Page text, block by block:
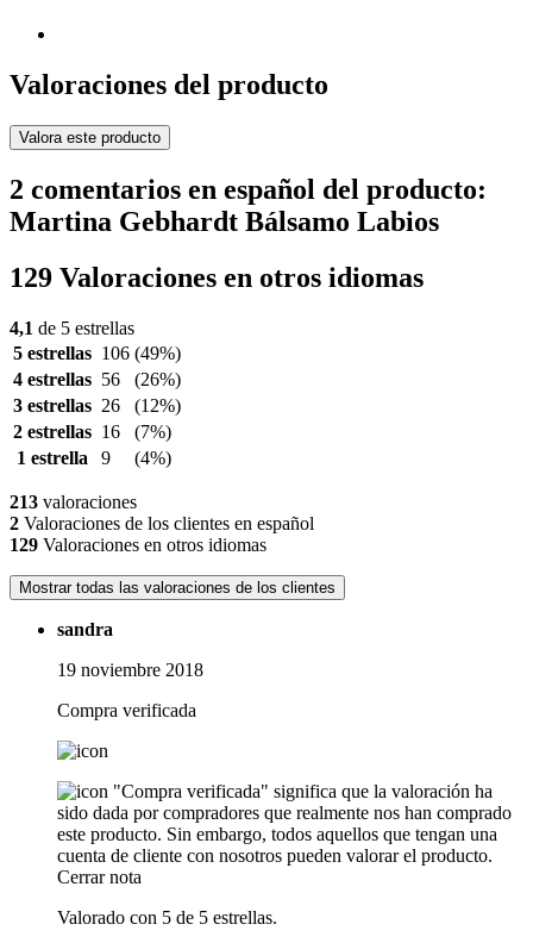
Valoraciones del producto
Valora este producto
2 comentarios en español del producto:
Martina Gebhardt Bálsamo Labios
129 Valoraciones en otros idiomas
4,1 de 5 estrellas
5 estrellas 106 (49%)
4 estrellas 56
(26%)
3 estrellas 26
(12%)
2 estrellas 16
(7%)
1 estrella
9 (4%)
213 valoraciones
2 Valoraciones de los clientes en español
129 Valoraciones en otros idiomas
Mostrar todas las valoraciones de los clientes
sandra
19 noviembre 2018
Compra verificada
"Compra verificada" significa que la valoración ha
sido dada por compradores que realmente nos han comprado
este producto. Sin embargo, todos aquellos que tengan una
cuenta de cliente con nosotros pueden valorar el producto.
Cerrar nota
Valorado con 5 de 5 estrellas.